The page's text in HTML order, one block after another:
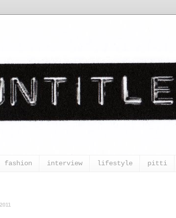
fashion interview lifestyle pitti